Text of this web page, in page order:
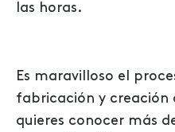
las horas.
Es maravilloso el
fabricación y creación
quieres conocer más